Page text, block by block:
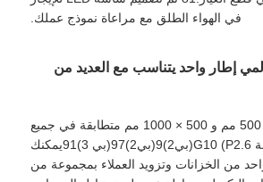
في الهواء الطلق مع مراعاة نموذج عملك.
إطار واحد يتناسب مع العديد من
الخزانات 500 × 500 مم و 500 × 1000 مم متطابقة في جميع
طرازات سلسلة G10 (P2.6(بي2)9(بي2)97(بي 3)91يمكنك
من الخزانات وتزويد العملاء بمجموعة من